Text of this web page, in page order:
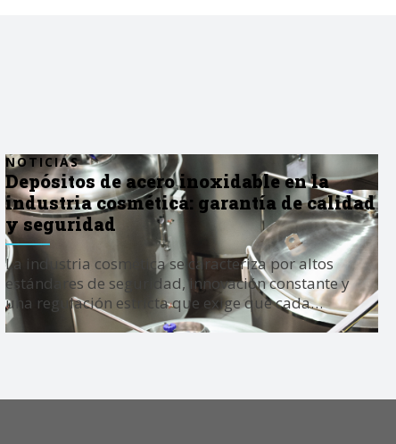
NOTICIAS
Depósitos de acero inoxidable en la
industria cosmética: garantía de calidad
y seguridad
La industria cosmética se caracteriza por altos
estándares de seguridad, innovación constante y
una regulación estricta que exige que cada…